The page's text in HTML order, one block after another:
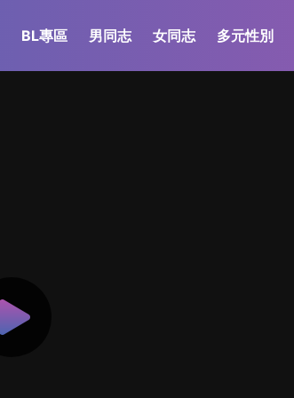
BL專區 男同志 女同志 多元性別